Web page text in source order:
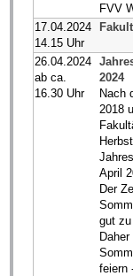
FVV
17.04.2024
14.15 Uhr
26.04.2024
ab ca.
16.30 Uhr
2024
Nach
2018
April
Der
gut zu
feiern